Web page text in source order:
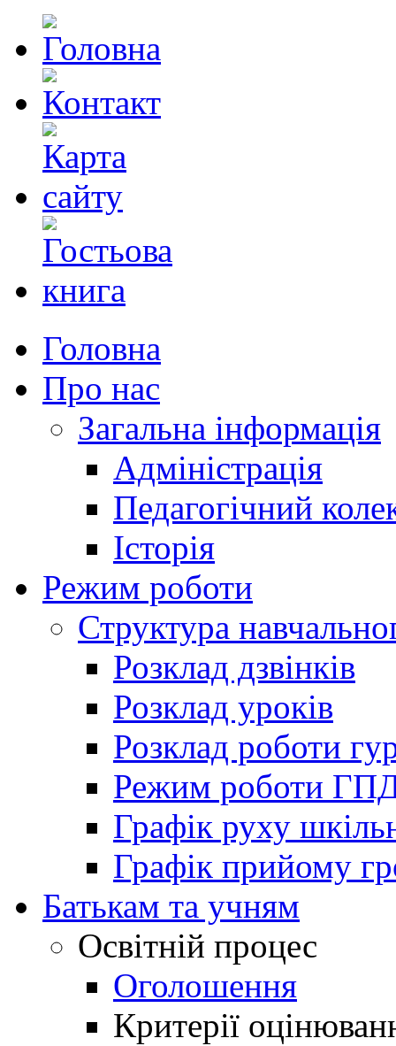
Головна
Про нас
Загальна інформація
Адміністрація
Педагогічний
Історія
Режим роботи
Структура
Розклад дзвінків
Розклад уроків
Розклад роботи
Режим роботи
Графік руху
Графік прийому
Батькам та учням
Освітній процес
Оголошення
Критерії